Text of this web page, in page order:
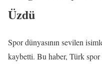
Üzdü
Spor dünyasının sevilen
kaybetti. Bu haber, Türk